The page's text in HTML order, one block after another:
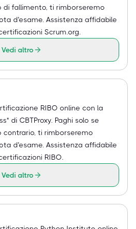
di fallimento, ti rimborseremo
d'esame. Assistenza affidabile
Scrum.org.
Vedi altro
RIBO online con la
di CBTProxy. Paghi solo se
contrario, ti rimborseremo
d'esame. Assistenza affidabile
RIBO.
Vedi altro